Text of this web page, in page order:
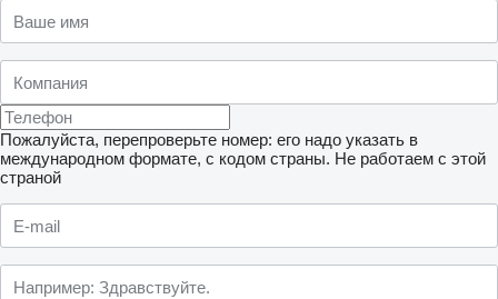
Пожалуйста, перепроверьте номер: его надо указать в
международном формате, с кодом страны. Не работаем с этой
страной